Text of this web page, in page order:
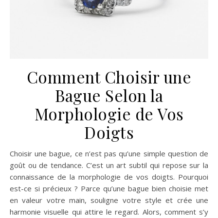
Comment Choisir une
Bague Selon la
Morphologie de Vos
Doigts
Choisir une bague, ce n’est pas qu’une simple question de
goût ou de tendance. C’est un art subtil qui repose sur la
connaissance de la morphologie de vos doigts. Pourquoi
est-ce si précieux ? Parce qu’une bague bien choisie met
en valeur votre main, souligne votre style et crée une
harmonie visuelle qui attire le regard. Alors, comment s’y